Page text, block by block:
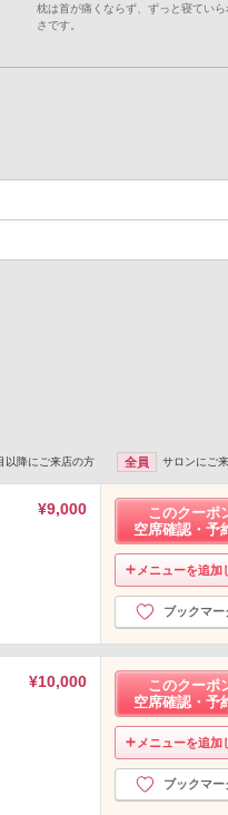
枕は首が痛くならず、ずっと寝てい
さです。
以降にご来店の方 全員 サロンにご
¥9,000
このクーポ
空席確認・予
メニューを追加
ブックマー
¥10,000
このクーポ
空席確認・予
メニューを追加
ブックマー